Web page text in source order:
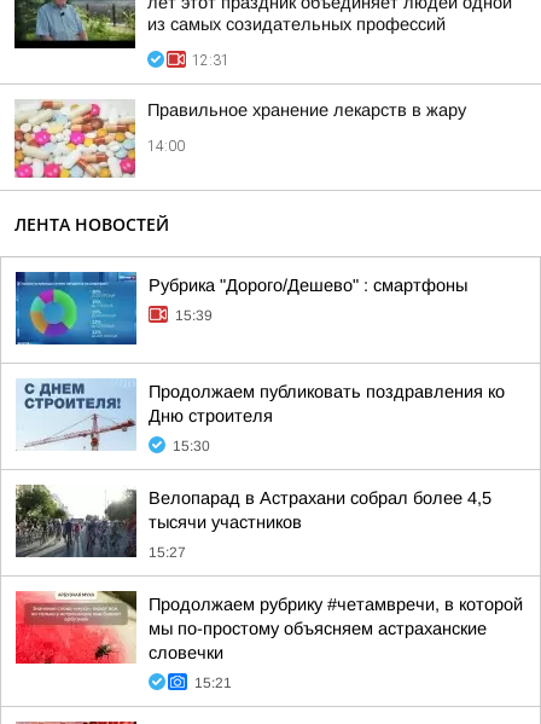
из самых созидательных профессий
12:31
Правильное хранение лекарств в жару
14:00
ЛЕНТА НОВОСТЕЙ
Рубрика "Дорого/Дешево" : смартфоны
15:39
Продолжаем публиковать поздравления ко
Дню строителя
15:30
Велопарад в Астрахани собрал более 4,5
тысячи участников
15:27
Продолжаем рубрику #четамвречи, в которой
мы по-простому объясняем астраханские
словечки
15:21